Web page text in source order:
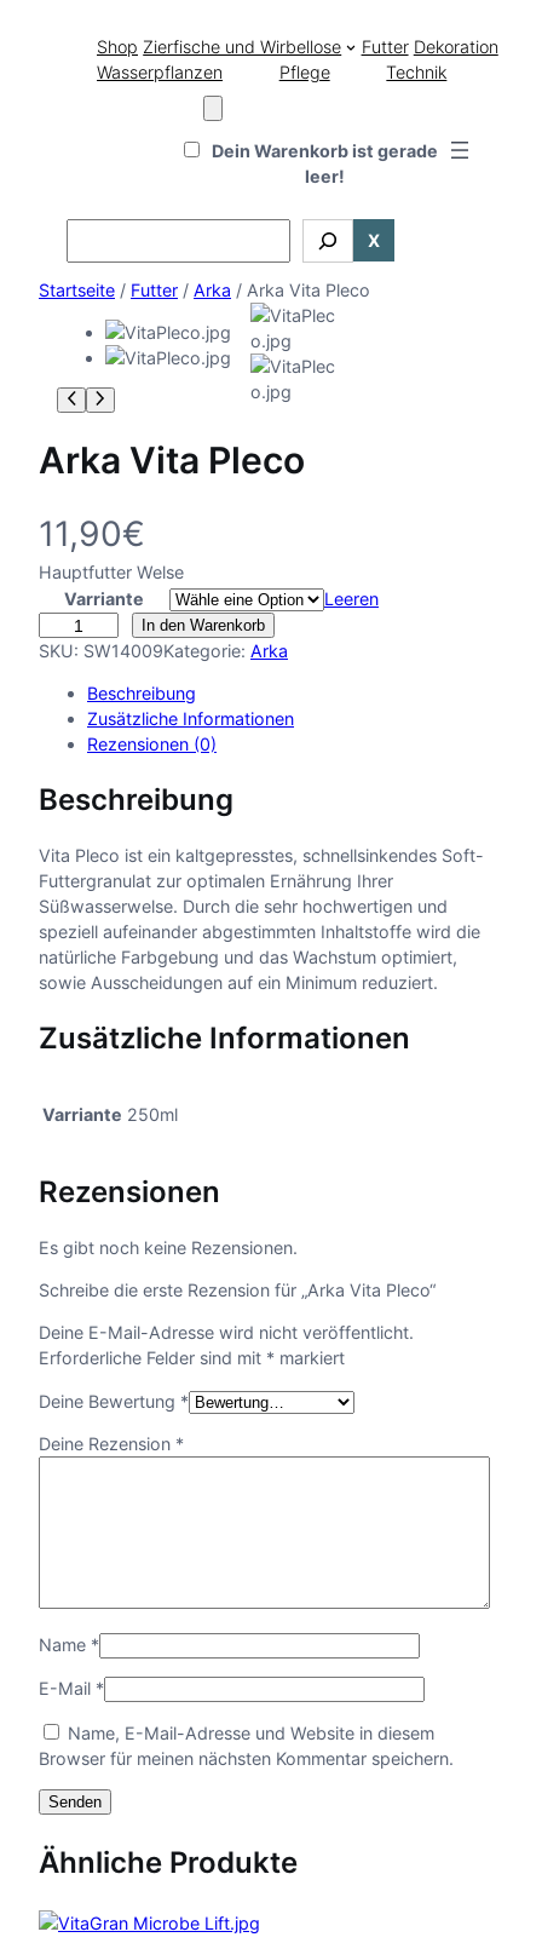
Shop Zierfische und Wirbellose Futter Dekoration
Wasserpflanzen
Pflege Technik
Dein Warenkorb ist gerade
leer!
X
Startseite / Futter / Arka / Arka Vita Pleco
Arka Vita Pleco
11,90€
Hauptfutter Welse
Varriante
Leeren
r
a
l
e
c
o
M
e
g
In den Warenkorb
SKU: SW14009Kategorie: Arka
Beschreibung
Zusätzliche Informationen
Rezensionen (0)
Beschreibung
Vita Pleco ist ein kaltgepresstes, schnellsinkendes Soft-
Futtergranulat zur optimalen Ernährung Ihrer
Süßwasserwelse. Durch die sehr hochwertigen und
speziell aufeinander abgestimmten Inhaltstoffe wird die
natürliche Farbgebung und das Wachstum optimiert,
sowie Ausscheidungen auf ein Minimum reduziert.
Zusätzliche Informationen
Varriante 250ml
Rezensionen
Es gibt noch keine Rezensionen.
Schreibe die erste Rezension für „Arka Vita Pleco“
Deine E-Mail-Adresse wird nicht veröffentlicht.
Erforderliche Felder sind mit * markiert
Deine Bewertung *
Deine Rezension *
Name *
E-Mail *
Name, E-Mail-Adresse und Website in diesem
Browser für meinen nächsten Kommentar speichern.
Ähnliche Produkte